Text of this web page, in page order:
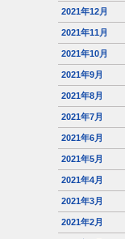
2021年12月
2021年11月
2021年10月
2021年9月
2021年8月
2021年7月
2021年6月
2021年5月
2021年4月
2021年3月
2021年2月